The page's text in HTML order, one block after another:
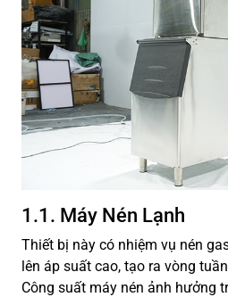
1.1. Máy Nén Lạnh
Thiết bị này có nhiệm vụ nén
lên áp suất cao, tạo ra vòng
Công suất máy nén ảnh hưởng